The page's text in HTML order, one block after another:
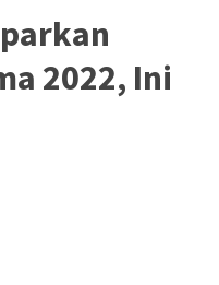
2022, Ini